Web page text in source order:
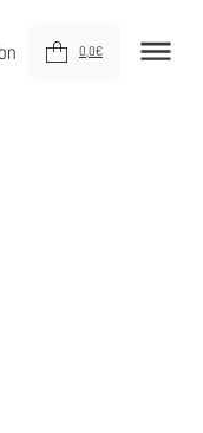
0,0€